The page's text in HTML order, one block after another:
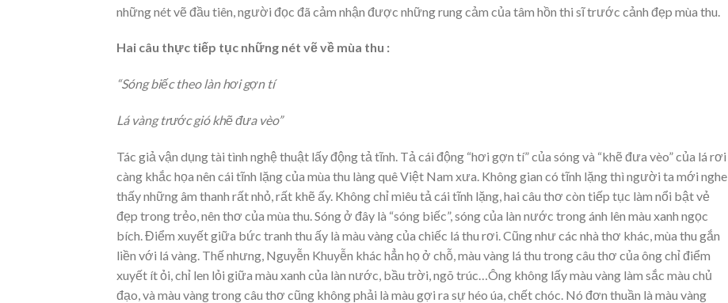
những nét vẽ đầu tiên, người đọc đã cảm nhận được những rung cảm của tâm hồn thi sĩ trước cảnh đẹp mùa thu.
Hai câu thực tiếp tục những nét vẽ về mùa thu :
“Sóng biếc theo làn hơi gợn tí
Lá vàng trước gió khẽ đưa vèo”
Tác giả vận dụng tài tình nghệ thuật lấy động tả tĩnh. Tả cái động “hơi gợn tí” của sóng và “khẽ đưa vèo” của lá rơi
càng khắc họa nên cái tĩnh lặng của mùa thu làng quê Việt Nam xưa. Không gian có tĩnh lặng thì người ta mới nghe
thấy những âm thanh rất nhỏ, rất khẽ ấy. Không chỉ miêu tả cái tĩnh lặng, hai câu thơ còn tiếp tục làm nổi bật vẻ
đẹp trong trẻo, nên thơ của mùa thu. Sóng ở đây là “sóng biếc”, sóng của làn nước trong ánh lên màu xanh ngọc
bích. Điểm xuyết giữa bức tranh thu ấy là màu vàng của chiếc lá thu rơi. Cũng như các nhà thơ khác, mùa thu gắn
liền với lá vàng. Thế nhưng, Nguyễn Khuyễn khác hẳn họ ở chỗ, màu vàng lá thu trong câu thơ của ông chỉ điểm
xuyết ít ỏi, chỉ len lỏi giữa màu xanh của làn nước, bầu trời, ngõ trúc…Ông không lấy màu vàng làm sắc màu chủ
đạo, và màu vàng trong câu thơ cũng không phải là màu gợi ra sự héo úa, chết chóc. Nó đơn thuần là màu vàng